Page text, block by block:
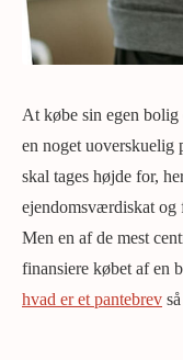
At købe sin egen
en noget uoverskuelig
skal tages højde for,
ejendomsværdiskat
Men en af de mest
finansiere købet af en
hvad er et pantebrev